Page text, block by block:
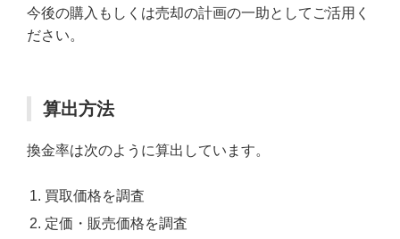
今後の購入もしくは売却の計画の一助としてご活用く
ださい。
算出方法
換金率は次のように算出しています。
買取価格を調査
定価・販売価格を調査